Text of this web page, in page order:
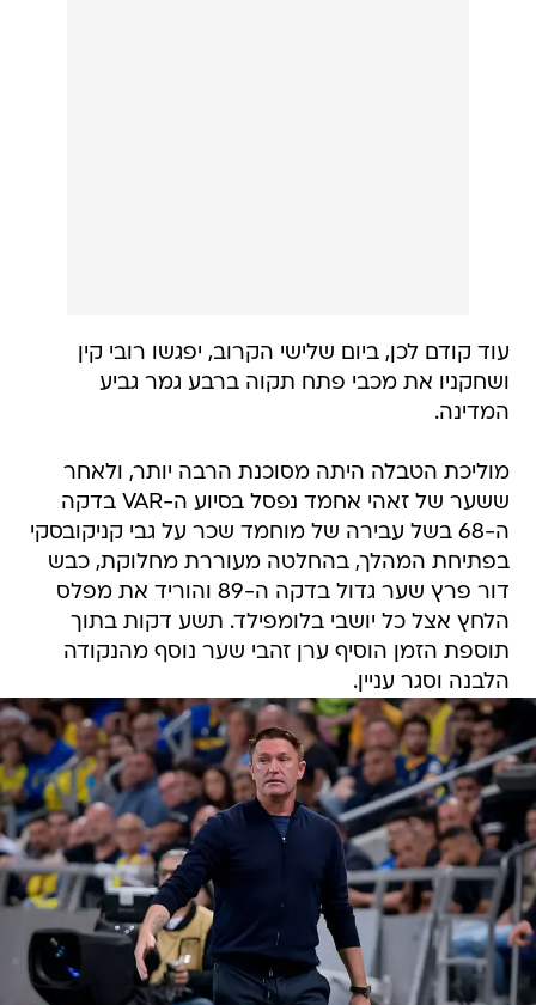
עוד קודם לכן, ביום שלישי הקרוב, יפגשו רובי קין
ושחקניו את מכבי פתח תקוה ברבע גמר גביע
המדינה.
מוליכת הטבלה היתה מסוכנת הרבה יותר, ולאחר
ששער של זאהי אחמד נפסל בסיוע ה-VAR בדקה
ה-68 בשל עבירה של מוחמד שכר על גבי קניקובסקי
בפתיחת המהלך, בהחלטה מעוררת מחלוקת, כבש
דור פרץ שער גדול בדקה ה-89 והוריד את מפלס
הלחץ אצל כל יושבי בלומפילד. תשע דקות בתוך
תוספת הזמן הוסיף ערן זהבי שער נוסף מהנקודה
הלבנה וסגר עניין.